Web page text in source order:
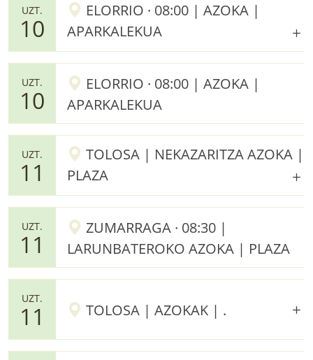
UZT.
10
ELORRIO · 08:00 | AZOKA |
APARKALEKUA
UZT.
10
ELORRIO · 08:00 | AZOKA |
APARKALEKUA
UZT.
11
TOLOSA | NEKAZARITZA AZOKA |
PLAZA
UZT.
11
ZUMARRAGA · 08:30 |
LARUNBATEROKO AZOKA | PLAZA
UZT.
11 TOLOSA | AZOKAK | .